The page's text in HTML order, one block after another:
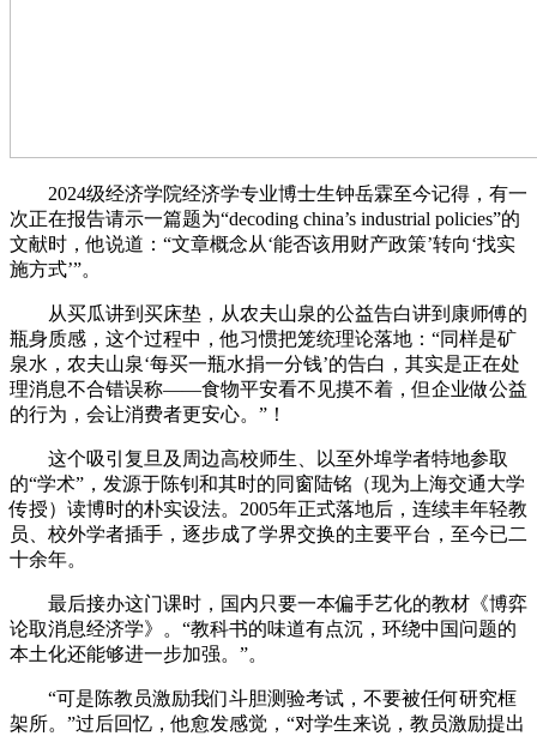
2024级经济学院经济学专业博士生钟岳霖至今记得，有一
次正在报告请示一篇题为“decoding china’s industrial policies”的
文献时，他说道：“文章概念从‘能否该用财产政策’转向‘找实
施方式’”。
从买瓜讲到买床垫，从农夫山泉的公益告白讲到康师傅的
瓶身质感，这个过程中，他习惯把笼统理论落地：“同样是矿
泉水，农夫山泉‘每买一瓶水捐一分钱’的告白，其实是正在处
理消息不合错误称——食物平安看不见摸不着，但企业做公益
的行为，会让消费者更安心。”！
这个吸引复旦及周边高校师生、以至外埠学者特地参取
的“学术”，发源于陈钊和其时的同窗陆铭（现为上海交通大学
传授）读博时的朴实设法。2005年正式落地后，连续丰年轻教
员、校外学者插手，逐步成了学界交换的主要平台，至今已二
十余年。
最后接办这门课时，国内只要一本偏手艺化的教材《博弈
论取消息经济学》。“教科书的味道有点沉，环绕中国问题的
本土化还能够进一步加强。”。
“可是陈教员激励我们斗胆测验考试，不要被任何研究框
架所。”过后回忆，他愈发感觉，“对学生来说，教员激励提出